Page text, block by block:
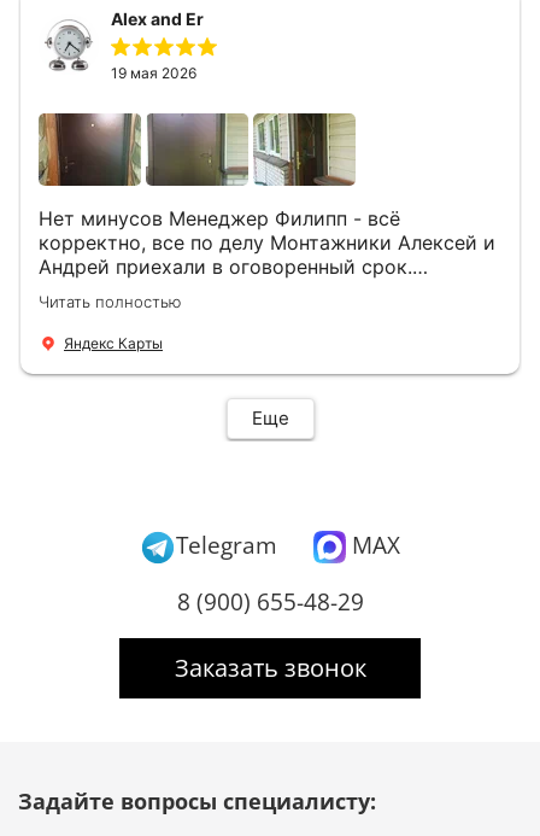
Alex and Er
19 мая 2026
Нет минусов Менеджер Филипп - всё
корректно, все по делу Монтажники Алексей и
Андрей приехали в оговоренный срок.
Демонтировали старую дверь и установили
новую буквально за час Быстро и качественно
+ нормальные цены Всем большое спасибо
Читать полностью
Яндекс Карты
Еще
Telegram
MAX
8 (900) 655-48-29
Заказать звонок
Задайте вопросы специалисту: